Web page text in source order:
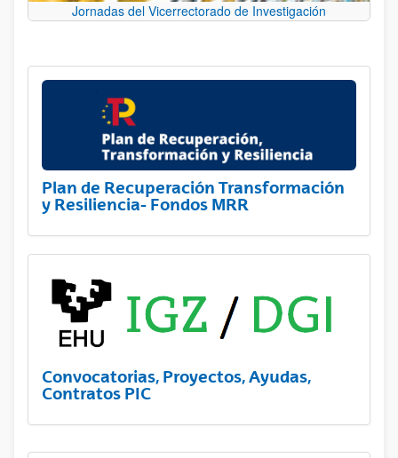
Jornadas del Vicerrectorado de Investigación
Plan de Recuperación Transformación
y Resiliencia- Fondos MRR
Convocatorias, Proyectos, Ayudas,
Contratos PIC